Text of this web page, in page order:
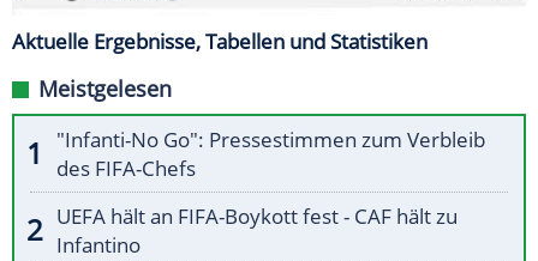
Aktuelle Ergebnisse, Tabellen und Statistiken
Meistgelesen
"Infanti-No Go": Pressestimmen zum Verbleib
des FIFA-Chefs
UEFA hält an FIFA-Boykott fest - CAF hält zu
Infantino